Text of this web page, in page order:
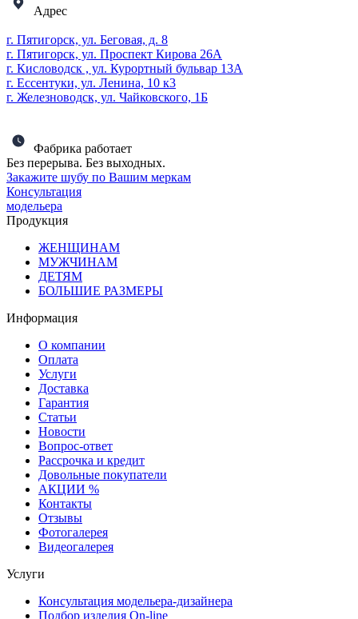
Адрес
г. Пятигорск, ул. Беговая, д. 8
г. Пятигорск, ул. Проспект Кирова 26А
г. Кисловодск , ул. Курортный бульвар 13А
г. Ессентуки, ул. Ленина, 10 к3
г. Железноводск, ул. Чайковского, 1Б
Фабрика работает
Без перерыва. Без выходных.
Закажите шубу по Вашим меркам
Консультация
модельера
Продукция
ЖЕНЩИНАМ
МУЖЧИНАМ
ДЕТЯМ
БОЛЬШИЕ РАЗМЕРЫ
Информация
О компании
Оплата
Услуги
Доставка
Гарантия
Статьи
Новости
Вопрос-ответ
Рассрочка и кредит
Довольные покупатели
АКЦИИ %
Контакты
Отзывы
Фотогалерея
Видеогалерея
Услуги
Консультация модельера-дизайнера
Подбор изделия On-line